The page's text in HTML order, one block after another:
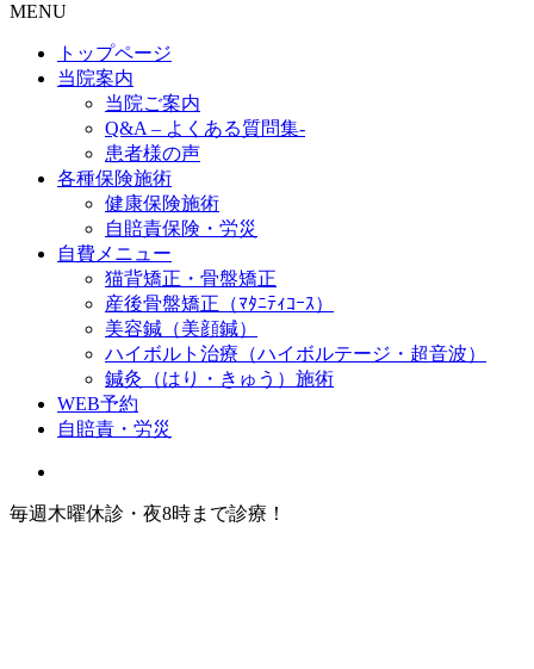
MENU
トップページ
当院案内
当院ご案内
Q&A – よくある質問集-
患者様の声
各種保険施術
健康保険施術
自賠責保険・労災
自費メニュー
猫背矯正・骨盤矯正
産後骨盤矯正（ﾏﾀﾆﾃｨｺｰｽ）
美容鍼（美顔鍼）
ハイボルト治療（ハイボルテージ・超音波）
鍼灸（はり・きゅう）施術
WEB予約
自賠責・労災
毎週木曜休診・夜8時まで診療！